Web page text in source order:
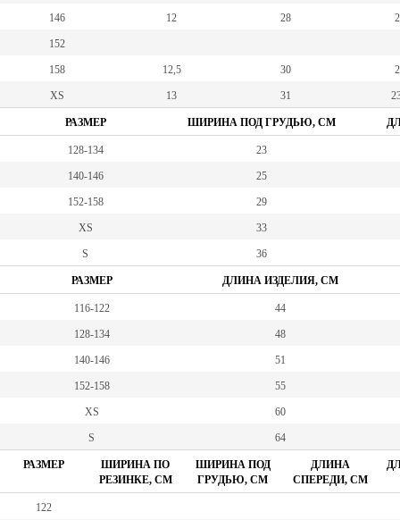
146 12 28
152
158 12,5 30
XS 13 31
РАЗМЕР ШИРИНА ПОД ГРУДЬЮ, СМ
128-134 23
140-146 25
152-158 29
XS 33
S 36
РАЗМЕР ДЛИНА ИЗДЕЛИЯ, СМ
116-122 44
128-134 48
140-146 51
152-158 55
XS 60
S 64
РАЗМЕР
ШИРИНА ПО
РЕЗИНКЕ, СМ
ШИРИНА ПОД
ГРУДЬЮ, СМ
ДЛИНА
СПЕРЕДИ, СМ
122